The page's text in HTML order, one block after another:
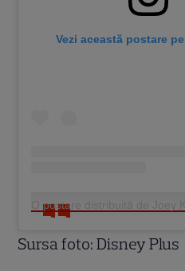
Vezi această postare
O postare distribuită de Joey
Sursa foto: Disney Plus